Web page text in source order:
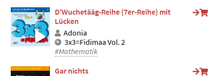
D'Wuchetääg-Reihe (7er-Reihe) mit
Lücken
Adonia
3x3=Fidimaa Vol. 2
#Mathematik
Gar nichts